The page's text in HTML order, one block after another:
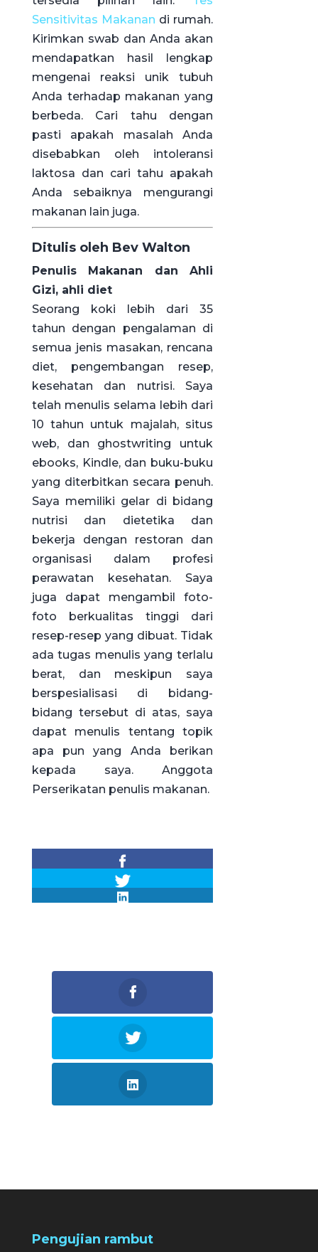
Sensitivitas Makanan di rumah.
Kirimkan swab dan Anda akan
mendapatkan hasil lengkap
mengenai reaksi unik tubuh
Anda terhadap makanan yang
berbeda. Cari tahu dengan
pasti apakah masalah Anda
disebabkan oleh intoleransi
laktosa dan cari tahu apakah
Anda sebaiknya mengurangi
makanan lain juga.
Ditulis oleh Bev Walton
Penulis Makanan dan Ahli
Gizi, ahli diet
Seorang koki lebih dari 35
tahun dengan pengalaman di
semua jenis masakan, rencana
diet, pengembangan resep,
kesehatan dan nutrisi. Saya
telah menulis selama lebih dari
10 tahun untuk majalah, situs
web, dan ghostwriting untuk
ebooks, Kindle, dan buku-buku
yang diterbitkan secara penuh.
Saya memiliki gelar di bidang
nutrisi dan dietetika dan
bekerja dengan restoran dan
organisasi dalam profesi
perawatan kesehatan. Saya
juga dapat mengambil foto-
foto berkualitas tinggi dari
resep-resep yang dibuat. Tidak
ada tugas menulis yang terlalu
berat, dan meskipun saya
berspesialisasi di bidang-
bidang tersebut di atas, saya
dapat menulis tentang topik
apa pun yang Anda berikan
kepada saya. Anggota
Perserikatan penulis makanan.
Pengujian rambut